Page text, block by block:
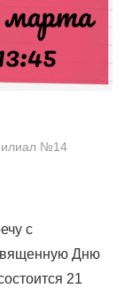
№14
с
Дню
21